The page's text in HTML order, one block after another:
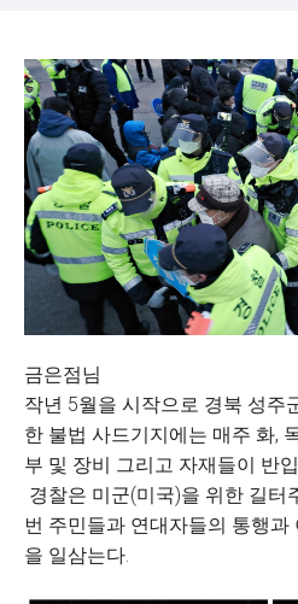
금은점님
작년 5월을 시작으로 경북 성주
한 불법 사드기지에는 매주 화,
부 및 장비 그리고 자재들이 반
경찰은 미군(미국)을 위한 길터
번 주민들과 연대자들의 통행
을 일삼는다.